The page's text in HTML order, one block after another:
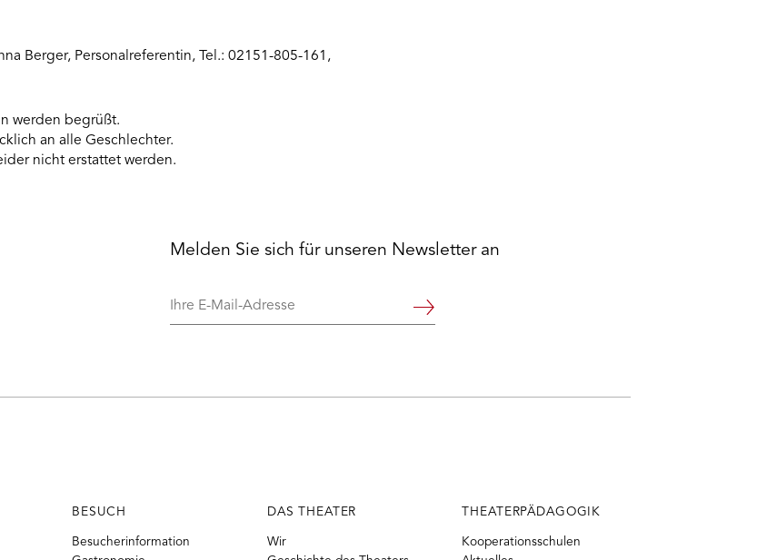
Berger, Personalreferentin, Tel.: 02151-805-161,
werden begrüßt.
an alle Geschlechter.
nicht erstattet werden.
Melden Sie sich für unseren Newsletter an
Ihre
Weiter
BESUCH
Besucherinformation
DAS THEATER
Wir
THEATERPÄDAGOGIK
Kooperationsschulen